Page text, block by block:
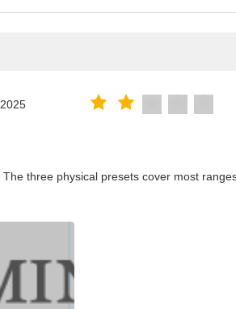
three physical presets cover most